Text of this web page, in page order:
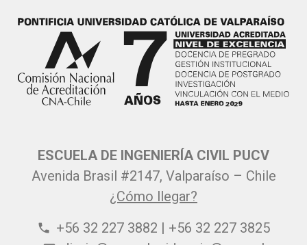
ESCUELA DE INGENIERÍA CIVIL PUCV
Avenida Brasil #2147, Valparaíso – Chile
¿Cómo llegar?
phone +56 32 227 3882 | +56 32 227 3825